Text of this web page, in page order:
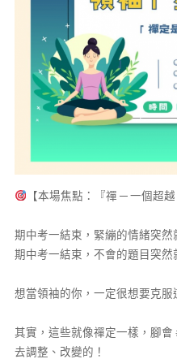
【本場焦點：『禪 ─ 一個超
期中考一結束，緊繃的情緒突然
期中考一結束，不會的題目突然
想當領袖的你，一定很想要克服
其實，這些就像禪定一樣，腳
去調整、改變的！